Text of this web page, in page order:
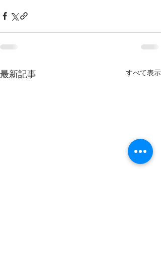
最新記事 すべて表示